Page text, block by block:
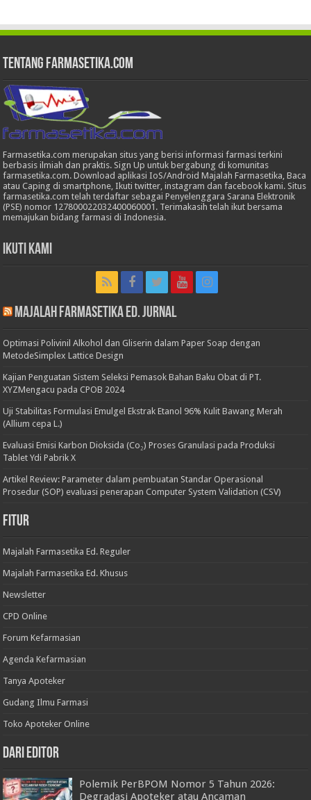
Tentang Farmasetika.com
Farmasetika.com merupakan situs yang berisi informasi farmasi terkini
berbasis ilmiah dan praktis. Sign Up untuk bergabung di komunitas
farmasetika.com. Download aplikasi IoS/Android Majalah Farmasetika, Baca
atau Caping di smartphone, Ikuti twitter, instagram dan facebook kami. Situs
farmasetika.com telah terdaftar sebagai Penyelenggara Sarana Elektronik
(PSE) nomor 127800022032400060001. Terimakasih telah ikut bersama
memajukan bidang farmasi di Indonesia.
Ikuti Kami
Majalah Farmasetika Ed. Jurnal
Optimasi Polivinil Alkohol dan Gliserin dalam Paper Soap dengan
MetodeSimplex Lattice Design
Kajian Penguatan Sistem Seleksi Pemasok Bahan Baku Obat di PT.
XYZMengacu pada CPOB 2024
Uji Stabilitas Formulasi Emulgel Ekstrak Etanol 96% Kulit Bawang Merah
(Allium cepa L.)
Evaluasi Emisi Karbon Dioksida (Co₂) Proses Granulasi pada Produksi
Tablet Ydi Pabrik X
Artikel Review: Parameter dalam pembuatan Standar Operasional
Prosedur (SOP) evaluasi penerapan Computer System Validation (CSV)
Fitur
Majalah Farmasetika Ed. Reguler
Majalah Farmasetika Ed. Khusus
Newsletter
CPD Online
Forum Kefarmasian
Agenda Kefarmasian
Tanya Apoteker
Gudang Ilmu Farmasi
Toko Apoteker Online
Dari Editor
Polemik PerBPOM Nomor 5 Tahun 2026:
Degradasi Apoteker atau Ancaman